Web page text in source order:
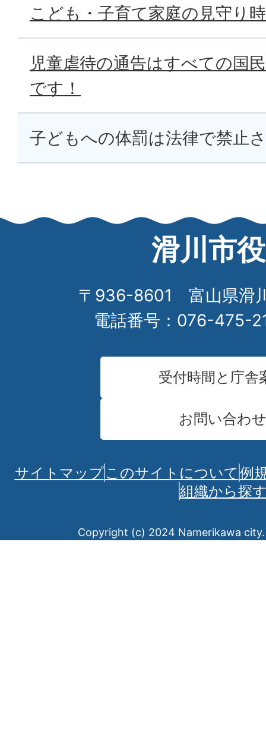
こども・子育て家庭の見守り
児童虐待の通告はすべての国
です！
子どもへの体罰は法律で禁止
滑川市
〒936-8601 富山県滑
電話番号：076-475-
受付時間と庁舎
お問い合わせ
サイトマップこのサイトについて 例
組織から探
Copyright (c) 2024 Namerikawa